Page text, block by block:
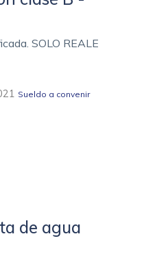
SOLO REALE
Sueldo a convenir
de agua